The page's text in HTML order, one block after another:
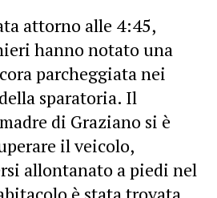
attorno alle 4:45,
hanno notato una
parcheggiata nei
sparatoria. Il
di Graziano si è
il veicolo,
allontanato a piedi nel